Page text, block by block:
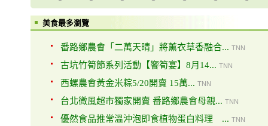
美食最多瀏覽
番路鄉農會「二萬天晴」將薰衣草香融合... TNN
古坑竹筍節系列活動【饗筍宴】8月14... TNN
西螺農會黃金米粽5/20開賣 15萬... TNN
台北微風超市獨家開賣 番路鄉農會母親... TNN
優然食品推常溫沖泡即食植物蛋白料理 ... TNN